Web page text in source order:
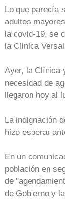
Lo que parecía
adultos
la covid-19, se
la Clínica
Ayer, la Clínica
necesidad de
llegaron hoy al
La indignación
hizo esperar
En un
población en
de
de Gobierno y